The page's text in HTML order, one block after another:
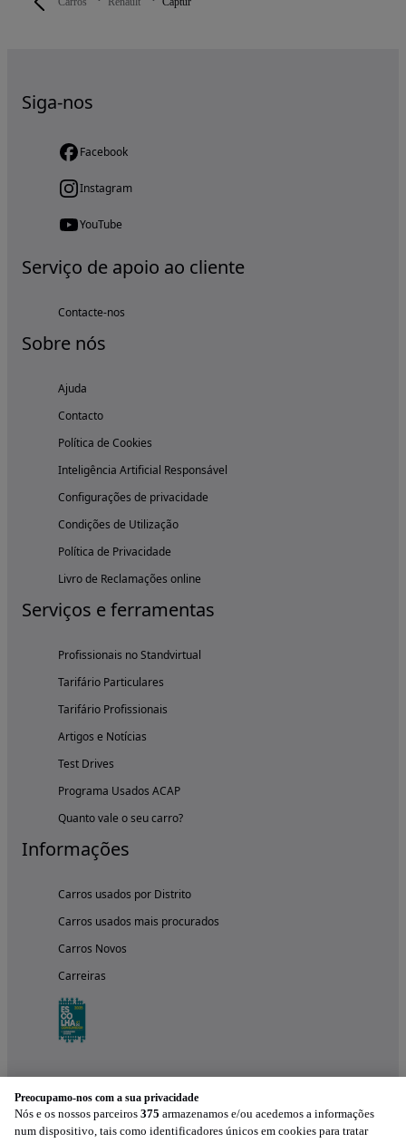
Siga-nos
Facebook
Instagram
YouTube
Serviço de apoio ao cliente
Contacte-nos
Sobre nós
Ajuda
Contacto
Política de Cookies
Inteligência Artificial Responsável
Configurações de privacidade
Condições de Utilização
Política de Privacidade
Livro de Reclamações online
Serviços e ferramentas
Profissionais no Standvirtual
Tarifário Particulares
Tarifário Profissionais
Artigos e Notícias
Test Drives
Programa Usados ACAP
Quanto vale o seu carro?
Informações
Carros usados por Distrito
Carros usados mais procurados
Carros Novos
Carreiras
Preocupamo-nos com a sua privacidade
Nós e os nossos parceiros 375 armazenamos e/ou acedemos a informações
num dispositivo, tais como identificadores únicos em cookies para tratar